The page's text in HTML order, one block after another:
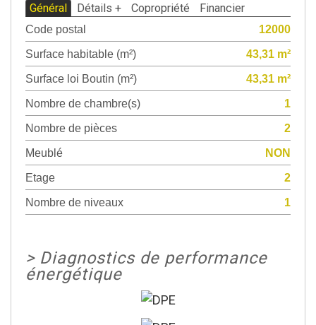
Général Détails + Copropriété Financier
Code postal
12000
Surface habitable (m²)
43,31 m²
Surface loi Boutin (m²)
43,31 m²
Nombre de chambre(s)
1
Nombre de pièces
2
Meublé
NON
Etage
2
Nombre de niveaux
1
> Diagnostics de performance
énergétique